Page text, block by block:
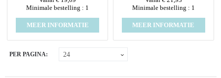
HOGE KRAAG
Minimale bestelling : 1
MEER INFORMATIE
Minimale bestelling : 1
MEER INFORMATIE
PER PAGINA: